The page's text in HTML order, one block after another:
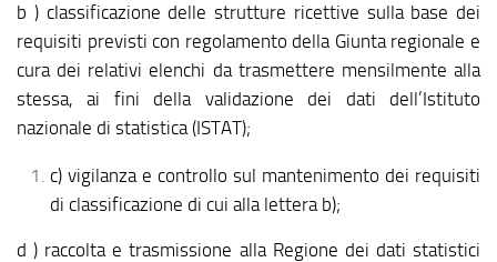
b ) classificazione delle strutture ricettive sulla base dei
requisiti previsti con regolamento della Giunta regionale e
cura dei relativi elenchi da trasmettere mensilmente alla
stessa, ai fini della validazione dei dati dell’Istituto
nazionale di statistica (ISTAT);
c) vigilanza e controllo sul mantenimento dei requisiti
di classificazione di cui alla lettera b);
d ) raccolta e trasmissione alla Regione dei dati statistici